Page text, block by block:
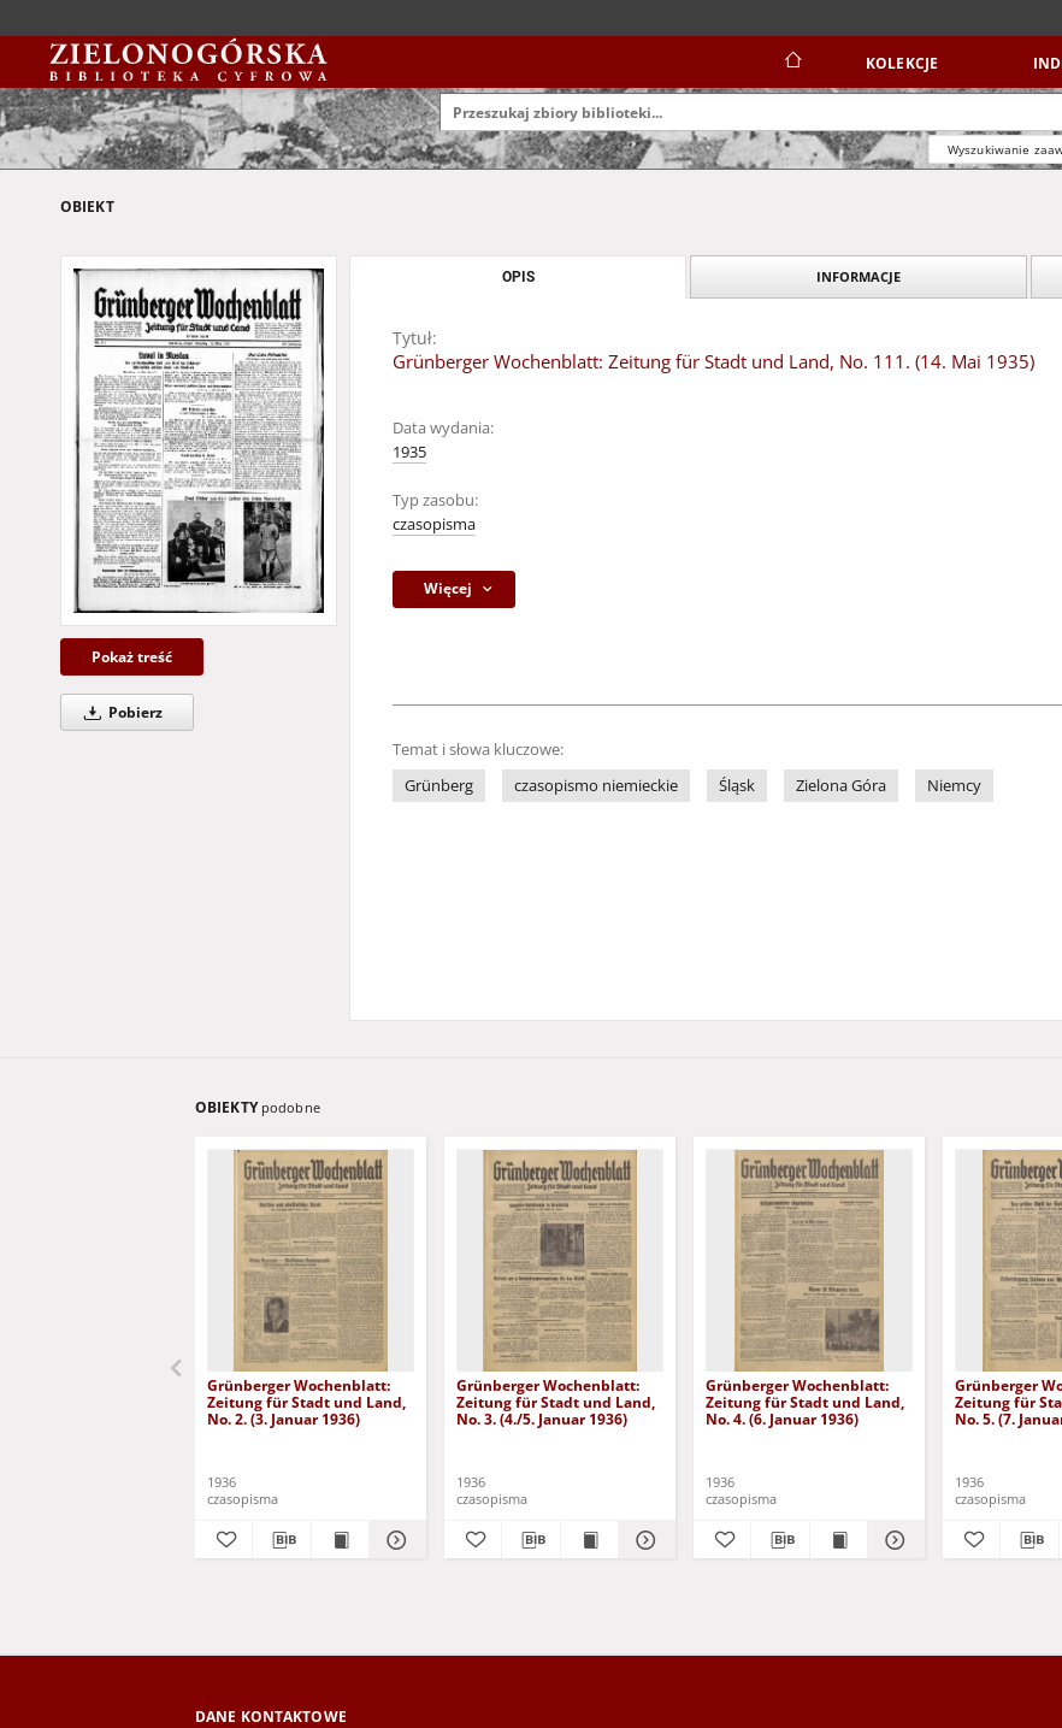
KOLEKCJE
Wyszukiwanie
OBIEKT
Pokaż treść
Pobierz
OPIS INFORMACJE
Tytuł:
Grünberger Wochenblatt: Zeitung für Stadt und Land, No. 111. (14. Mai 1935)
Data wydania:
1935
Typ zasobu:
czasopisma
Więcej
Temat i słowa kluczowe:
Grünberg
czasopismo niemieckie Śląsk Zielona Góra Niemcy
OBIEKTY podobne
Grünberger Wochenblatt:
Zeitung für Stadt und Land,
No. 2. (3. Januar 1936)
1936
czasopisma
Grünberger Wochenblatt:
Zeitung für Stadt und Land,
No. 3. (4./5. Januar 1936)
1936
czasopisma
Grünberger Wochenblatt:
Zeitung für Stadt und Land,
No. 4. (6. Januar 1936)
1936
czasopisma
Grünberger
Zeitung für
No. 5. (7.
1936
czasopisma
DANE KONTAKTOWE